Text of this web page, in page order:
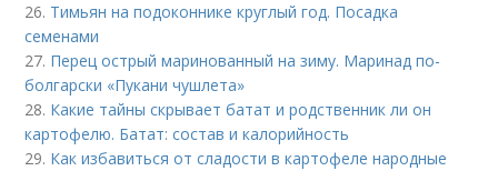
26. Тимьян на подоконнике круглый год. Посадка
семенами
27. Перец острый маринованный на зиму. Маринад по-
болгарски «Пукани чушлета»
28. Какие тайны скрывает батат и родственник ли он
картофелю. Батат: состав и калорийность
29. Как избавиться от сладости в картофеле народные